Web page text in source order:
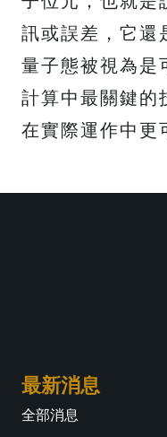
訊或誤差，它還
量子態被視為是
計算中最關鍵的
在實際運作中更
最新消息
全部消息